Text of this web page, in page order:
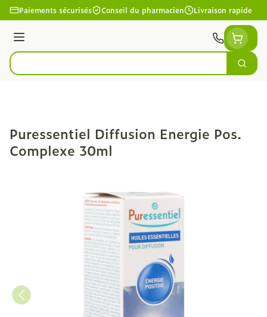
Aller au contenu
Paiements sécurisés Conseil du pharmacien Livraison rapide
Menu
Rechercher
Puressentiel Diffusion Energie Pos.
Complexe 30ml